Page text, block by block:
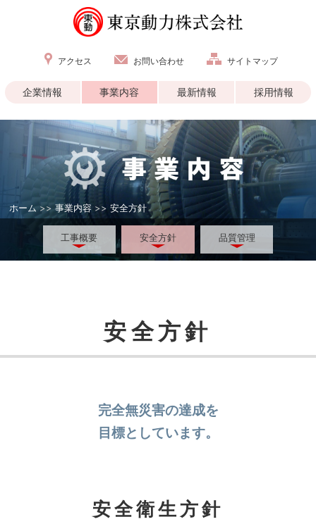
サイトマップ
お問い合わせ
アクセス
企業情報 事業内容 最新情報 採用情報
ホーム >> 事業内容 >> 安全方針
工事概要 安全方針 品質管理
安全方針
完全無災害の達成を
目標としています。
安全衛生方針